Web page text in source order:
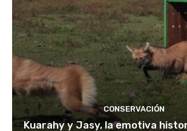
CONSERVACIÓN
Kuarahy y Jasy, la emotiva